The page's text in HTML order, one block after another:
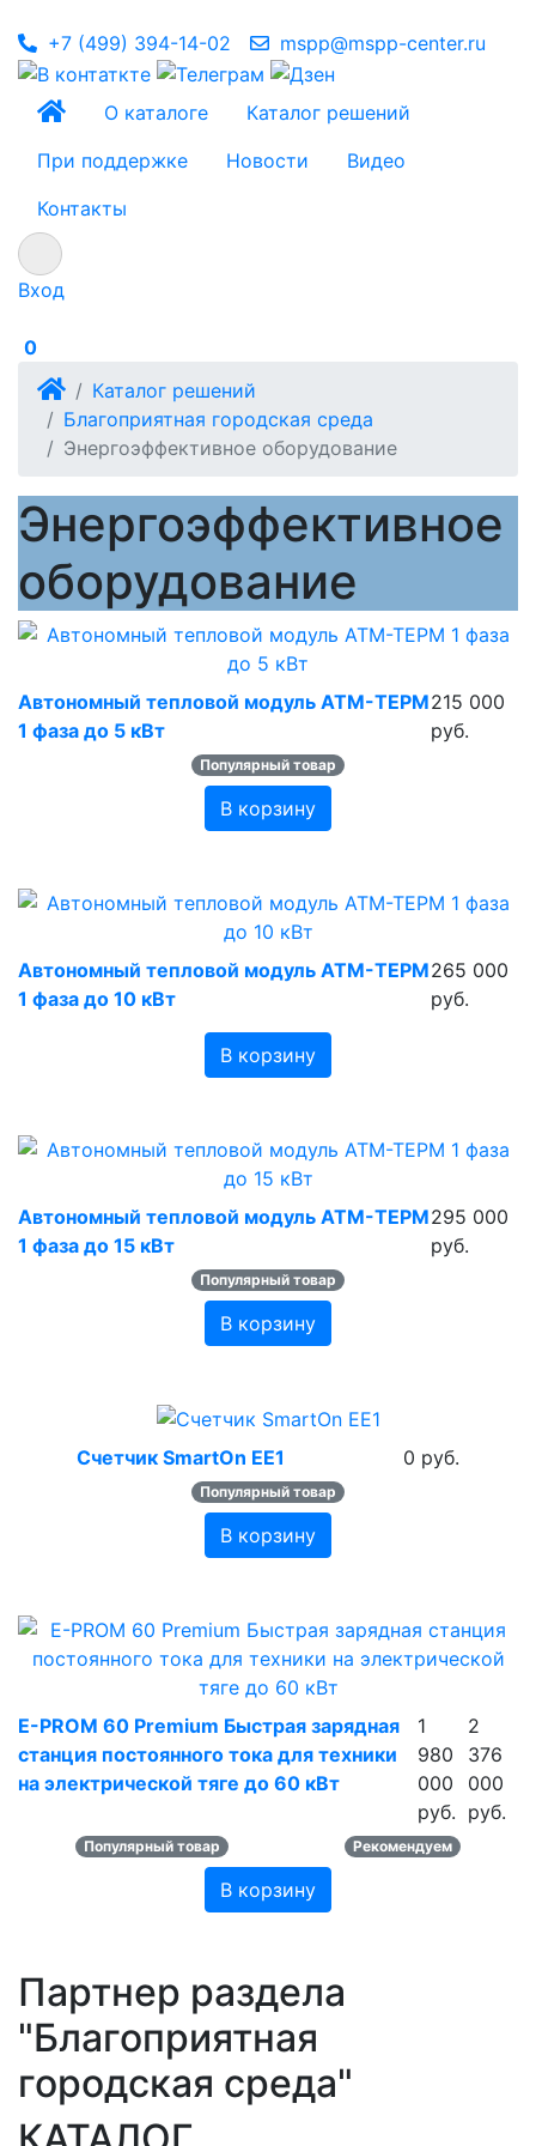
+7 (499) 394-14-02 mspp@mspp-center.ru
О каталоге
Каталог решений
При поддержке
Новости
Видео
Контакты
Вход
0
Каталог решений
Благоприятная городская среда
Энергоэффективное оборудование
Энергоэффективное
оборудование
Автономный тепловой модуль АТМ-ТЕРМ
1 фаза до 5 кВт
215 000
руб.
Популярный товар
В корзину
Автономный тепловой модуль АТМ-ТЕРМ
1 фаза до 10 кВт
265 000
руб.
В корзину
Автономный тепловой модуль АТМ-ТЕРМ
1 фаза до 15 кВт
295 000
руб.
Популярный товар
В корзину
Счетчик SmartOn EE1 0 руб.
Популярный товар
В корзину
E-PROM 60 Premium Быстрая зарядная
станция постоянного тока для техники
на электрической тяге до 60 кВт
1
980
000
руб.
2
376
000
руб.
Популярный товар Рекомендуем
В корзину
Партнер раздела
"Благоприятная
городская среда"